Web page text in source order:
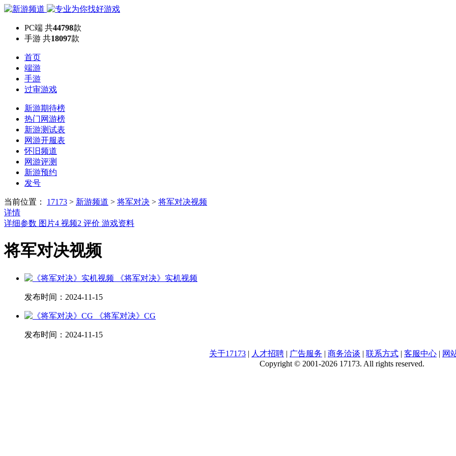
PC端 共44798款
手游 共18097款
首页
端游
手游
过审游戏
新游期待榜
热门网游榜
新游测试表
网游开服表
怀旧频道
网游评测
新游预约
发号
当前位置： 17173 > 新游频道 > 将军对决 > 将军对决视频
详情
详细参数 图片4 视频2 评价 游戏资料
将军对决视频
《将军对决》实机视频
发布时间： 2024-11-15
《将军对决》CG
发布时间： 2024-11-15
关于17173 | 人才招聘 | 广告服务 | 商务洽谈 | 联系方式 | 客服中心 | 网
Copyright © 2001-2026 17173. All rights reserved.